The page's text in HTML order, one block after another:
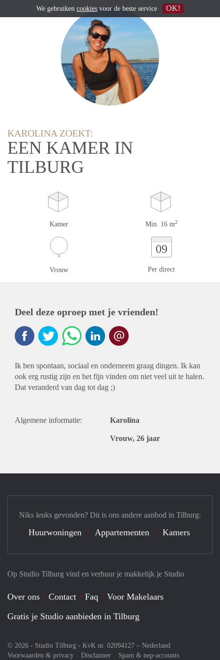
KAROLINA ZOEKT:
EEN KAMER IN
TILBURG
Kamer Min. 16 m2
Vrouw
09
Per direct
Deel deze oproep met je vrienden!
Ik ben spontaan, sociaal en onderneem graag dingen. Ik kan
ook erg rustig zijn en het fijn vinden om niet veel uit te halen.
Dat veranderd van dag tot dag ;)
Algemene informatie: Karolina
Vrouw, 26 jaar
Op Studio Tilburg vind en verhuur je makkelijk je Studio
Over ons Contact Faq
Voor Makelaars
Gratis je Studio aanbieden in Tilburg
© 2026 - Studio Tilburg - KvK nr. 02094127 – Nederland
Voorwaarden & privacy
Disclaimer Spam & nep-accounts
Niks leuks gevonden? Dit is ons andere aanbod in Tilburg:
Huurwoningen Appartementen Kamers
We gebruiken cookies voor de beste service OK!